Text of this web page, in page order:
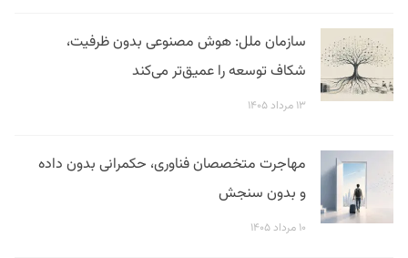
سازمان ملل: هوش مصنوعی بدون ظرفیت،
شکاف توسعه را عمیق‌تر می‌کند
۱۳ مرداد ۱۴۰۵
مهاجرت متخصصان فناوری، حکمرانی بدون داده
و بدون سنجش
۱۰ مرداد ۱۴۰۵